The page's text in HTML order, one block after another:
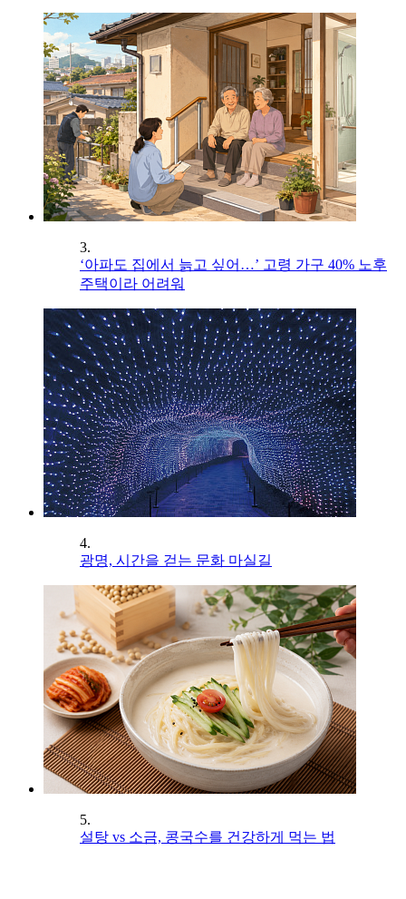
3.
‘아파도 집에서 늙고 싶어…’ 고령 가구 40% 노후
주택이라 어려워
4.
광명, 시간을 걷는 문화 마실길
5.
설탕 vs 소금, 콩국수를 건강하게 먹는 법